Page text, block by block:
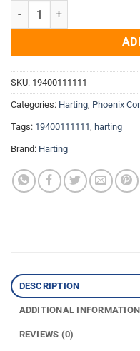
Đầu nối nguồn công suất
SKU: 19400111111
Categories: Harting Phoenix
Tags: 19400111111 harting
Brand: Harting
DESCRIPTION
ADDITIONAL INFORMATION
REVIEWS (0)